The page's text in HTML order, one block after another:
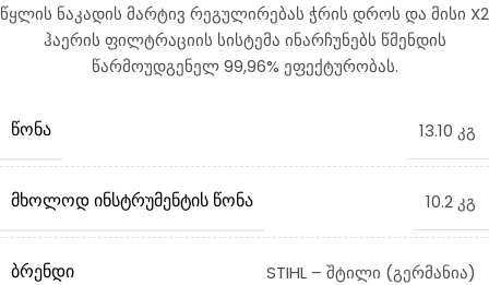
წყლის ნაკადის მარტივ რეგულირებას ჭრის დროს და მისი X2
ჰაერის ფილტრაციის სისტემა ინარჩუნებს წმენდის
წარმოუდგენელ 99,96% ეფექტურობას.
ᲬᲝᲜᲐ 13.10 კგ
ᲛᲮᲝᲚᲝᲓ ᲘᲜᲡᲢᲠᲣᲛᲔᲜᲢᲘᲡ ᲬᲝᲜᲐ 10.2 კგ
ᲑᲠᲔᲜᲓᲘ STIHL – შტილი (გერმანია)